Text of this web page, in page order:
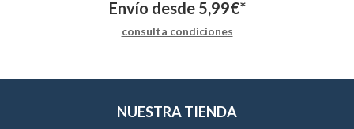
Envío desde 5,99€*
consulta condiciones
NUESTRA TIENDA